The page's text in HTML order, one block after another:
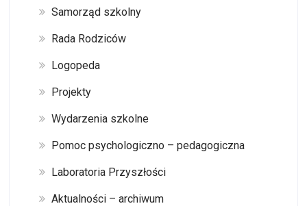
Samorząd szkolny
Rada Rodziców
Logopeda
Projekty
Wydarzenia szkolne
Pomoc psychologiczno – pedagogiczna
Laboratoria Przyszłości
Aktualności – archiwum